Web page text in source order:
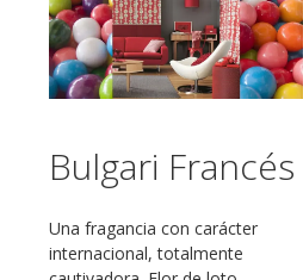
Bulgari Francés
Una fragancia con carácter
internacional, totalmente